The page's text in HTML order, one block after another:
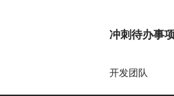
冲刺待办事
开发团队